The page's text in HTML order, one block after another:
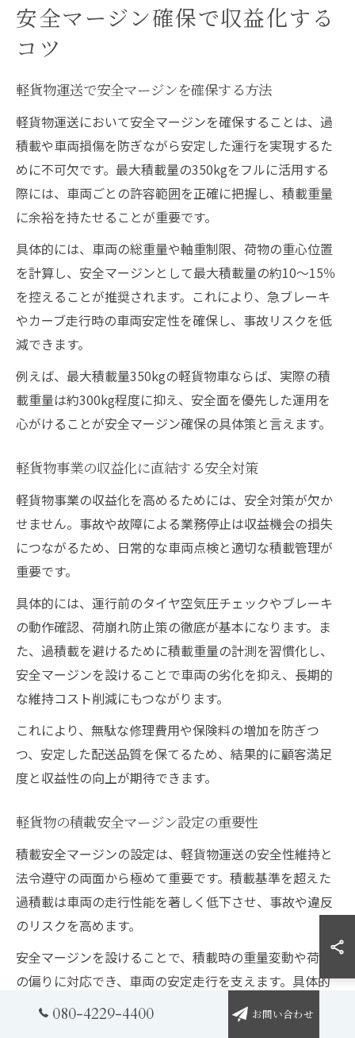
安全マージン確保で収益化する
コツ
軽貨物運送で安全マージンを確保する方法
軽貨物運送において安全マージンを確保することは、過
積載や車両損傷を防ぎながら安定した運行を実現するた
めに不可欠です。最大積載量の350kgをフルに活用する
際には、車両ごとの許容範囲を正確に把握し、積載重量
に余裕を持たせることが重要です。
具体的には、車両の総重量や軸重制限、荷物の重心位置
を計算し、安全マージンとして最大積載量の約10～15％
を控えることが推奨されます。これにより、急ブレーキ
やカーブ走行時の車両安定性を確保し、事故リスクを低
減できます。
例えば、最大積載量350kgの軽貨物車ならば、実際の積
載重量は約300kg程度に抑え、安全面を優先した運用を
心がけることが安全マージン確保の具体策と言えます。
軽貨物事業の収益化に直結する安全対策
軽貨物事業の収益化を高めるためには、安全対策が欠か
せません。事故や故障による業務停止は収益機会の損失
につながるため、日常的な車両点検と適切な積載管理が
重要です。
具体的には、運行前のタイヤ空気圧チェックやブレーキ
の動作確認、荷崩れ防止策の徹底が基本になります。ま
た、過積載を避けるために積載重量の計測を習慣化し、
安全マージンを設けることで車両の劣化を抑え、長期的
な維持コスト削減にもつながります。
これにより、無駄な修理費用や保険料の増加を防ぎつ
つ、安定した配送品質を保てるため、結果的に顧客満足
度と収益性の向上が期待できます。
軽貨物の積載安全マージン設定の重要性
積載安全マージンの設定は、軽貨物運送の安全性維持と
法令遵守の両面から極めて重要です。積載基準を超えた
過積載は車両の走行性能を著しく低下させ、事故や違反
のリスクを高めます。
安全マージンを設けることで、積載時の重量変動や荷物
の偏りに対応でき、車両の安定走行を支えます。具体的
には、最大積載量の8割程度を目安に積載計画を立てる
080-4229-4400 お問い合わせ